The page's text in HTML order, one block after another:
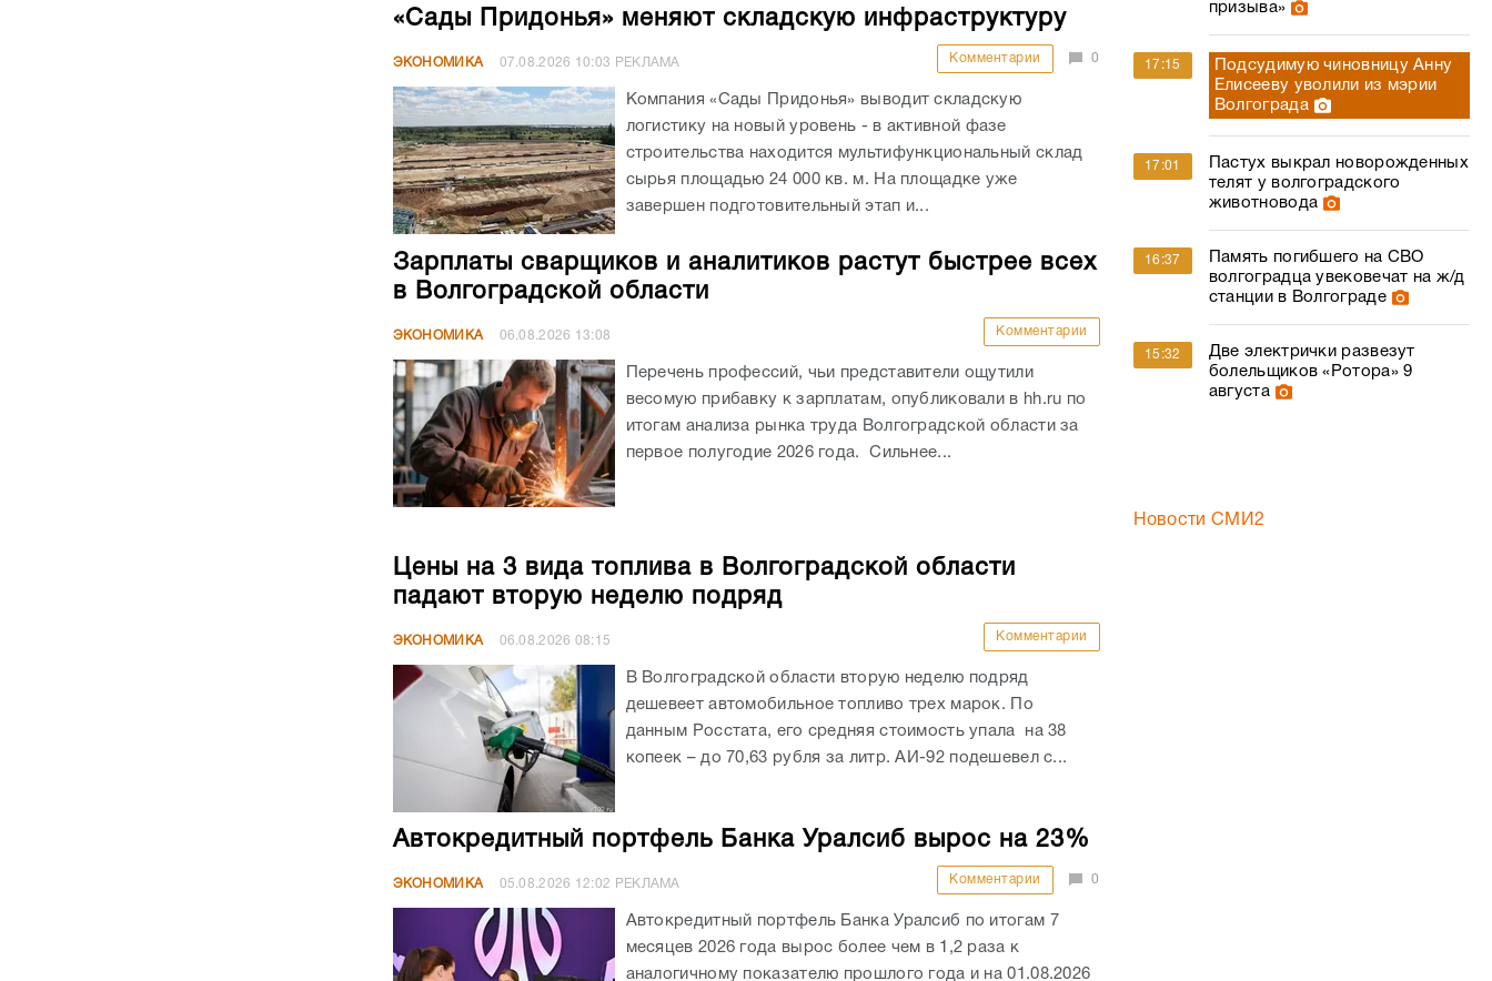
«Сады Придонья» меняют складскую инфраструктуру
ЭКОНОМИКА 07.08.2026 10:03 РЕКЛАМА Комментарии 0
Компания «Сады Придонья» выводит складскую
логистику на новый уровень - в активной фазе
строительства находится мультифункциональный склад
сырья площадью 24 000 кв. м. На площадке уже
завершен подготовительный этап и...
Зарплаты сварщиков и аналитиков растут быстрее всех
в Волгоградской области
ЭКОНОМИКА 06.08.2026 13:08 Комментарии
Перечень профессий, чьи представители ощутили
весомую прибавку к зарплатам, опубликовали в hh.ru по
итогам анализа рынка труда Волгоградской области за
первое полугодие 2026 года. Сильнее...
Цены на 3 вида топлива в Волгоградской области
падают вторую неделю подряд
ЭКОНОМИКА 06.08.2026 08:15 Комментарии
В Волгоградской области вторую неделю подряд
дешевеет автомобильное топливо трех марок. По
данным Росстата, его средняя стоимость упала на 38
копеек – до 70,63 рубля за литр. АИ-92 подешевел с...
Автокредитный портфель Банка Уралсиб вырос на 23%
ЭКОНОМИКА 05.08.2026 12:02 РЕКЛАМА Комментарии 0
Автокредитный портфель Банка Уралсиб по итогам 7
месяцев 2026 года вырос более чем в 1,2 раза к
аналогичному показателю прошлого года и на 01.08.2026
призыва»
17:15
Подсудимую чиновницу Анну
Елисееву уволили из мэрии
Волгограда
17:01
Пастух выкрал новорожденных
телят у волгоградского
животновода
16:37
Память погибшего на СВО
волгоградца увековечат на ж/д
станции в Волгограде
15:32
Две электрички развезут
болельщиков «Ротора» 9
августа
Новости СМИ2